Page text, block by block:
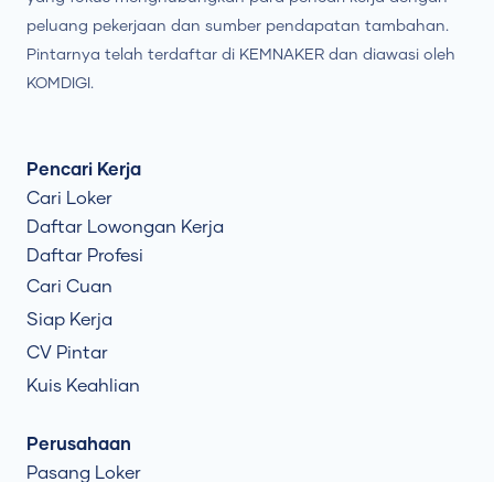
peluang pekerjaan dan sumber pendapatan tambahan.
Pintarnya telah terdaftar di KEMNAKER dan diawasi oleh
KOMDIGI.
Pencari Kerja
Cari Loker
Daftar Lowongan Kerja
Daftar Profesi
Cari Cuan
Siap Kerja
CV Pintar
Kuis Keahlian
Perusahaan
Pasang Loker